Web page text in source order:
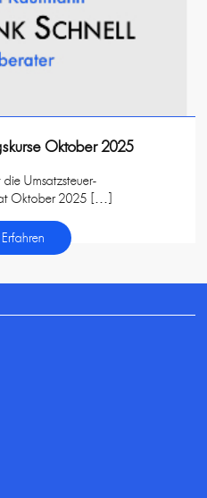
Oktober 2025
die Umsatzsteuer-
Oktober 2025 […]